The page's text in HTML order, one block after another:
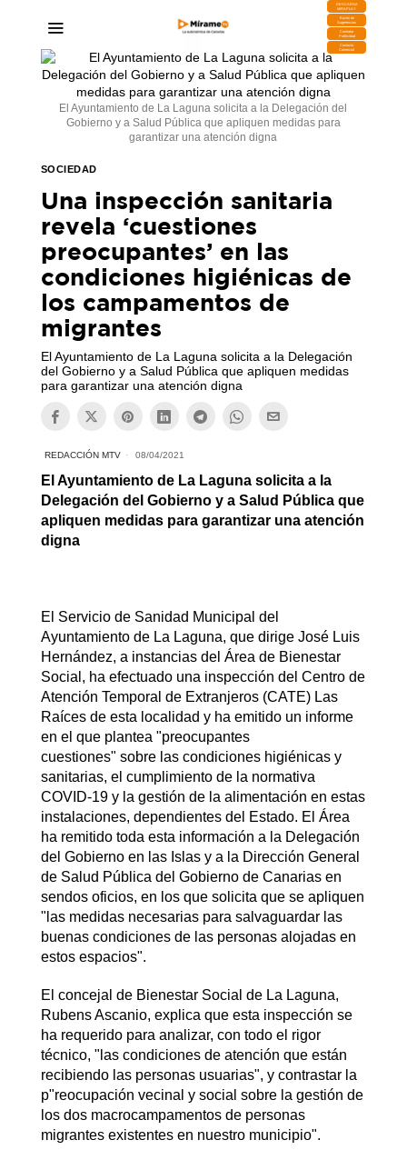
DESCARGA
MIRAPLAY
Buzón de
Sugerencias
Contratar
Publicidad
Contacto
Comercial
El Ayuntamiento de La Laguna solicita a la Delegación del
Gobierno y a Salud Pública que apliquen medidas para
garantizar una atención digna
SOCIEDAD
Una inspección sanitaria
revela ‘cuestiones
preocupantes’ en las
condiciones higiénicas de
los campamentos de
migrantes
El Ayuntamiento de La Laguna solicita a la Delegación
del Gobierno y a Salud Pública que apliquen medidas
para garantizar una atención digna
REDACCIÓN MTV 08/04/2021
El Ayuntamiento de La Laguna solicita a la
Delegación del Gobierno y a Salud Pública que
apliquen medidas para garantizar una atención
digna
El Servicio de Sanidad Municipal del
Ayuntamiento de La Laguna, que dirige José Luis
Hernández, a instancias del Área de Bienestar
Social, ha efectuado una inspección del Centro de
Atención Temporal de Extranjeros (CATE) Las
Raíces de esta localidad y ha emitido un informe
en el que plantea "preocupantes
cuestiones" sobre las condiciones higiénicas y
sanitarias, el cumplimiento de la normativa
COVID-19 y la gestión de la alimentación en estas
instalaciones, dependientes del Estado. El Área
ha remitido toda esta información a la Delegación
del Gobierno en las Islas y a la Dirección General
de Salud Pública del Gobierno de Canarias en
sendos oficios, en los que solicita que se apliquen
"las medidas necesarias para salvaguardar las
buenas condiciones de las personas alojadas en
estos espacios".
El concejal de Bienestar Social de La Laguna,
Rubens Ascanio, explica que esta inspección se
ha requerido para analizar, con todo el rigor
técnico, "las condiciones de atención que están
recibiendo las personas usuarias", y contrastar la
p"reocupación vecinal y social sobre la gestión de
los dos macrocampamentos de personas
migrantes existentes en nuestro municipio".